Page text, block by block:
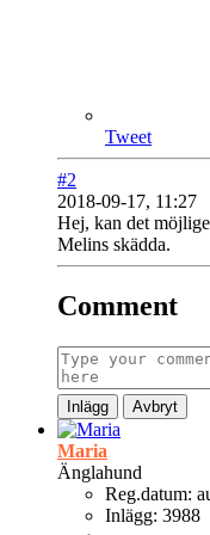
Tweet
#2
2018-09-17, 11:27
Hej, kan det
Melins skädda.
Comment
Inlägg Avbryt
Maria
Änglahund
Reg.datum:
Inlägg: 3988